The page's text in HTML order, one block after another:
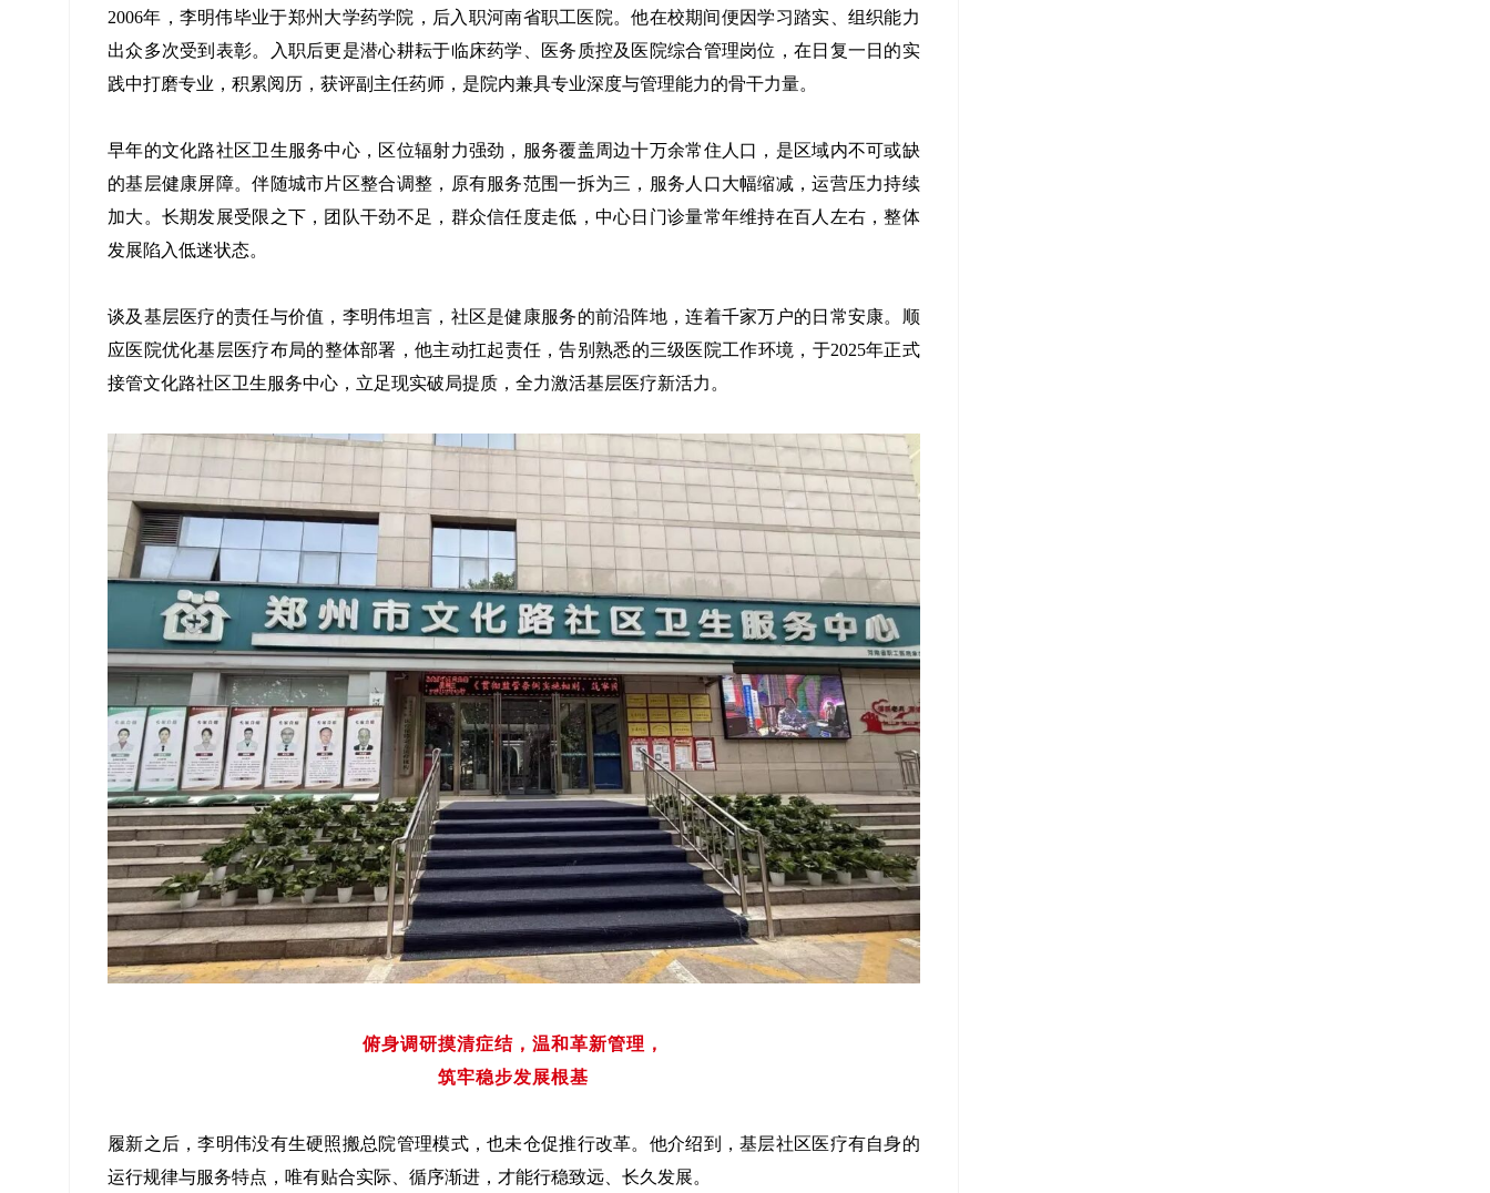
2006年，李明伟毕业于郑州大学药学院，后入职河南省职工医院。他在校期间便因学习踏实、组织能力
出众多次受到表彰。入职后更是潜心耕耘于临床药学、医务质控及医院综合管理岗位，在日复一日的实
践中打磨专业，积累阅历，获评副主任药师，是院内兼具专业深度与管理能力的骨干力量。
早年的文化路社区卫生服务中心，区位辐射力强劲，服务覆盖周边十万余常住人口，是区域内不可或缺
的基层健康屏障。伴随城市片区整合调整，原有服务范围一拆为三，服务人口大幅缩减，运营压力持续
加大。长期发展受限之下，团队干劲不足，群众信任度走低，中心日门诊量常年维持在百人左右，整体
发展陷入低迷状态。
谈及基层医疗的责任与价值，李明伟坦言，社区是健康服务的前沿阵地，连着千家万户的日常安康。顺
应医院优化基层医疗布局的整体部署，他主动扛起责任，告别熟悉的三级医院工作环境，于2025年正式
接管文化路社区卫生服务中心，立足现实破局提质，全力激活基层医疗新活力。
俯身调研摸清症结，温和革新管理，
筑牢稳步发展根基
履新之后，李明伟没有生硬照搬总院管理模式，也未仓促推行改革。他介绍到，基层社区医疗有自身的
运行规律与服务特点，唯有贴合实际、循序渐进，才能行稳致远、长久发展。